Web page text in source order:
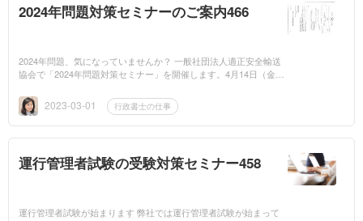
2024年問題対策セミナーのご案内466
2024年問題、気になっていませんか？ 一般社団法人適正安全輸送
協会で「2024年問題対策セミナー」を開催します。4月14日（金）
会員の行政書士...
2023-03-01 行政書士の仕事
運行管理者試験の受験対策セミナー458
運行管理者試験が始まります 弊社では運行管理者試験が始まって